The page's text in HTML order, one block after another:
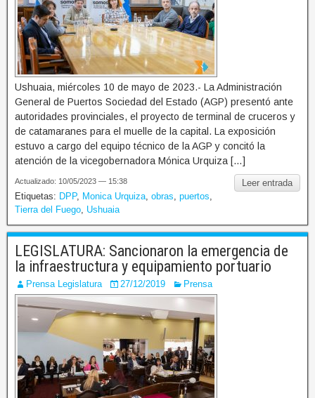
Ushuaia, miércoles 10 de mayo de 2023.- La Administración
General de Puertos Sociedad del Estado (AGP) presentó ante
autoridades provinciales, el proyecto de terminal de cruceros y
de catamaranes para el muelle de la capital. La exposición
estuvo a cargo del equipo técnico de la AGP y concitó la
atención de la vicegobernadora Mónica Urquiza […]
Leer entrada
Actualizado: 10/05/2023 — 15:38
Etiquetas: DPP, Monica Urquiza obras puertos
Tierra del Fuego Ushuaia
LEGISLATURA: Sancionaron la emergencia de
la infraestructura y equipamiento portuario
Prensa Legislatura 27/12/2019 Prensa